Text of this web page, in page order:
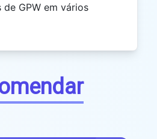
GPW em vários